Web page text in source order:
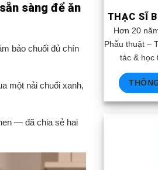
sàng để ăn
bảo chuối đủ chín
một nải chuối xanh,
— đã chia sẻ hai
THẠC SĨ
Hơn 20
Phẫu thuật –
tác & học